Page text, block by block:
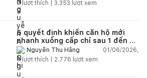
9lượt thích | 3.353 lượt xem
5 quyết định khiến căn hộ mới
nhanh xuống cấp chỉ sau 1 đến 2
nămNguyễn Thu Hằng
01/06/2026,
5lượt thích | 2.776 lượt xem